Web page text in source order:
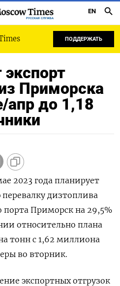
РУССКАЯ СЛУЖБА
EN
ПОДДЕРЖАТЬ
Приморска
апр до 1,18
2023 года планирует
дизтоплива
порта Приморск на 29,5%
относительно плана
тонн с 1,62 миллиона
во вторник.
экспортных отгрузок